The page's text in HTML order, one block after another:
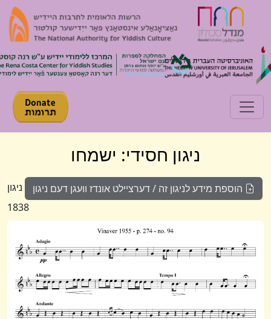
Toggle navigation
ניגון חסידי: ישמחו
הוספת מידע לניגון זה / דערציילט אונדז וועגן דעם ניגון ניגון
1838